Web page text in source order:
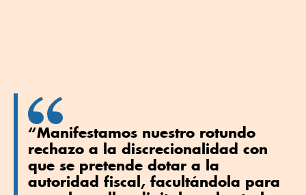
“Manifestamos nuestro rotundo
rechazo a la discrecionalidad con
que se pretende dotar a la
autoridad fiscal, facultándola para